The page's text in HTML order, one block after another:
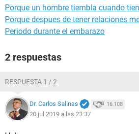
Porque un hombre tiembla cuando
Porque despues de tener relaciones
Periodo durante el embarazo
2 respuestas
RESPUESTA 1 / 2
Dr. Carlos Salinas 16.108
20 jul 2019 a las 23:37